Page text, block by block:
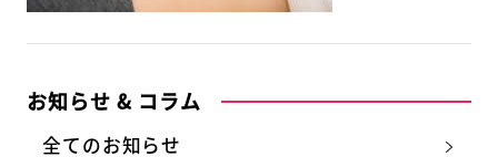
お知らせ & コラム
全てのお知らせ